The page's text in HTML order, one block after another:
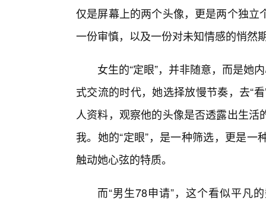
仅是屏幕上的两个头像，更是两个独
一份审慎，以及一份对未知情感的悄然
女生的“定眼”，并非随意，而是她
式交流的时代，她选择放慢节奏，去“
人资料，观察他的头像是否透露出生
我。她的“定眼”，是一种筛选，更是
触动她心弦的特质。
而“男生78申请”，这个看似平凡